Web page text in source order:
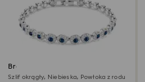
Bransoletka Una Angelic
Szlif okrągły, Niebieska, Powłoka z rodu